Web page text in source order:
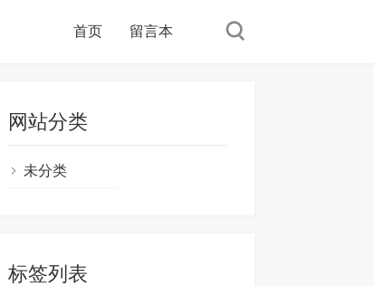
首页 留言本
网站分类
未分类
标签列表